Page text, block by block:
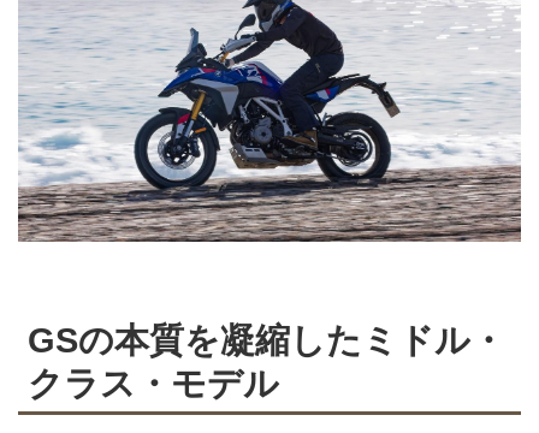
GSの本質を凝縮したミドル・
クラス・モデル